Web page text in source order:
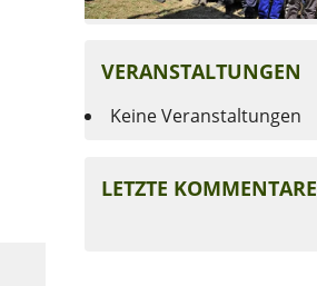
VERANSTALTUNGEN
Keine Veranstaltungen
LETZTE KOMMENTARE